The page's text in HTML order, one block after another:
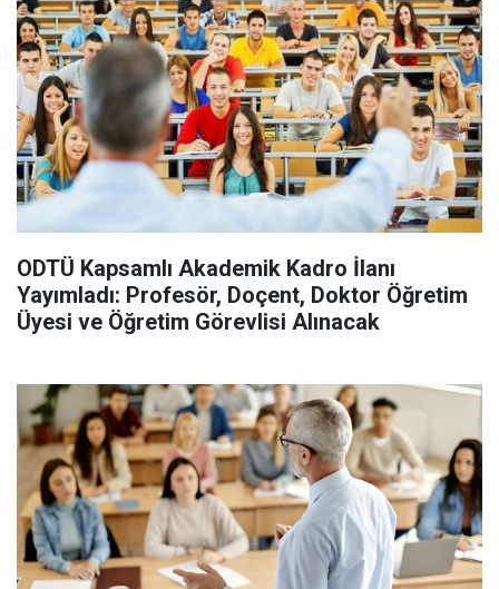
ODTÜ Kapsamlı Akademik Kadro İlanı
Yayımladı: Profesör, Doçent, Doktor Öğretim
Üyesi ve Öğretim Görevlisi Alınacak